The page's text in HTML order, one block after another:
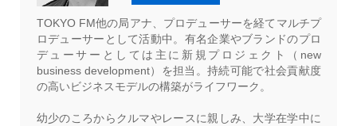
TOKYO FM他の局アナ、プロデューサーを経てマルチプ
ロデューサーとして活動中。有名企業やブランドのプロ
デューサーとしては主に新規プロジェクト（new
business development）を担当。持続可能で社会貢献度
の高いビジネスモデルの構築がライフワーク。
幼少のころからクルマやレースに親しみ、大学在学中に